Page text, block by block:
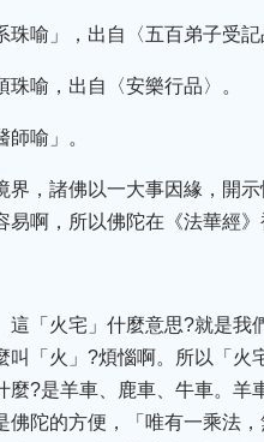
喻」，出自〈五百弟子受記
喻，出自〈安樂行品〉。
喻」。
，諸佛以一大事因緣，開
啊，所以佛陀在《法華經
這「火宅」什麼意思?就是
叫「火」?煩惱啊。所以「
麼?是羊車、鹿車、牛車。
佛陀的方便，「唯有一乘法